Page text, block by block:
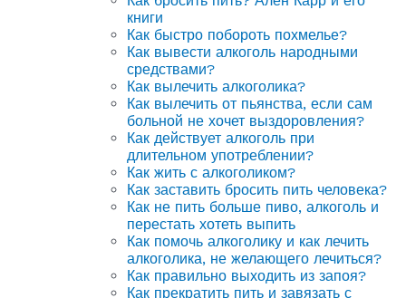
книги
Как быстро побороть похмелье?
Как вывести алкоголь народными
средствами?
Как вылечить алкоголика?
Как вылечить от пьянства, если сам
больной не хочет выздоровления?
Как действует алкоголь при
длительном употреблении?
Как жить с алкоголиком?
Как заставить бросить пить человека?
Как не пить больше пиво, алкоголь и
перестать хотеть выпить
Как помочь алкоголику и как лечить
алкоголика, не желающего лечиться?
Как правильно выходить из запоя?
Как прекратить пить и завязать с